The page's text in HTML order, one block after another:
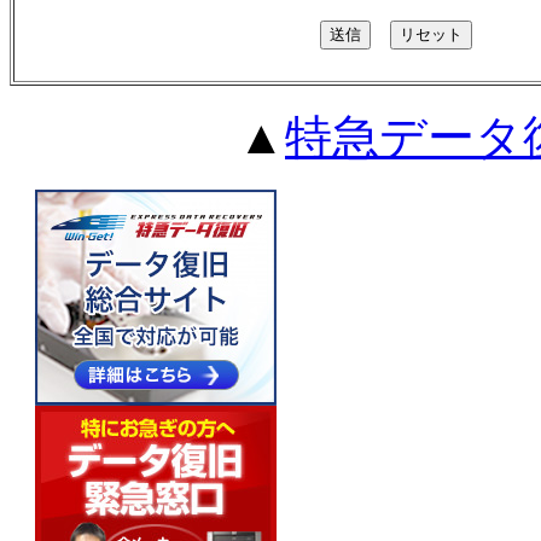
▲ 特急データ